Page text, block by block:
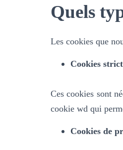
Quels
Les cookies que
Cookies
Ces cookies sont
cookie wd qui
Cookies de